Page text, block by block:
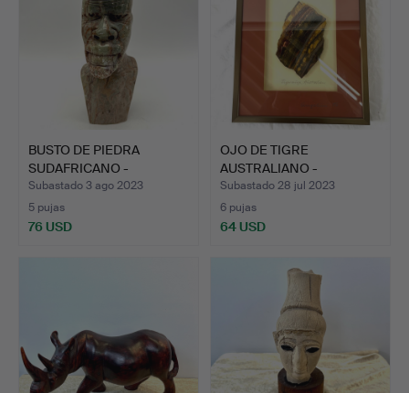
BUSTO DE PIEDRA
SUDAFRICANO -
SUAZILANDIA …
Subastado 3 ago 2023
5 pujas
76 USD
OJO DE TIGRE
AUSTRALIANO -
ENMARCADO EN MA…
Subastado 28 jul 2023
6 pujas
64 USD